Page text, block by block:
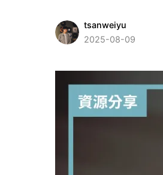
tsanweiyu
2025-08-09